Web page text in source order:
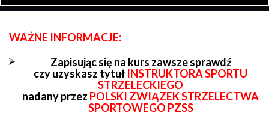
WAŻNE INFORMACJE:
Zapisując się na kurs zawsze sprawdź
czy uzyskasz tytuł INSTRUKTORA SPORTU
STRZELECKIEGO
nadany przez POLSKI ZWIĄZEK STRZELECTWA
SPORTOWEGO PZSS